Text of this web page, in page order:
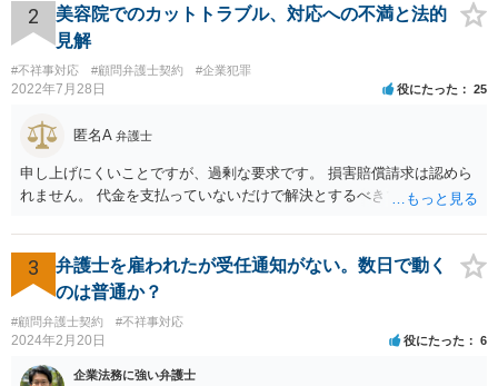
かもしれませんが、質問にわかりやすく答えると「法的に許される」
が答えになります。 補足でアドバイスしておきますと、今私に反論し
てきたその内容をゆうちょ銀行にぶつければいいとおもいます。 もっ
とも、ぶつけられたゆうちょ銀行があなたと契約するかは法律上ゆう
ちょ銀行の自由です。
2
美容院でのカットトラブル、対応への不満と法的
見解
#不祥事対応 #顧問弁護士契約 #企業犯罪
2022年7月28日 役にたった 25
匿名A 弁護士
申し上げにくいことですが、過剰な要求です。 損害賠償請求は認めら
れません。 代金を支払っていないだけで解決とするべきでしょう。
3
弁護士を雇われたが受任通知がない。数日で動く
のは普通か？
#顧問弁護士契約 #不祥事対応
2024年2月20日 役にたった 6
企業法務に強い弁護士